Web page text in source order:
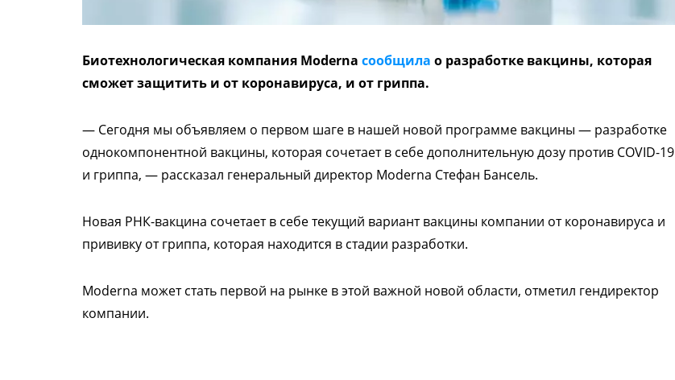
Биотехнологическая компания Moderna сообщила о разработке вакцины, которая
сможет защитить и от коронавируса, и от гриппа.
— Сегодня мы объявляем о первом шаге в нашей новой программе вакцины — разработке
однокомпонентной вакцины, которая сочетает в себе дополнительную дозу против COVID-19
и гриппа, — рассказал генеральный директор Moderna Стефан Бансель.
Новая РНК-вакцина сочетает в себе текущий вариант вакцины компании от коронавируса и
прививку от гриппа, которая находится в стадии разработки.
Moderna может стать первой на рынке в этой важной новой области, отметил гендиректор
компании.